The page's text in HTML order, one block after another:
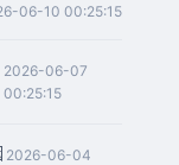
06-10 00:25:15
2026-06-07
00:25:15
2026-06-04